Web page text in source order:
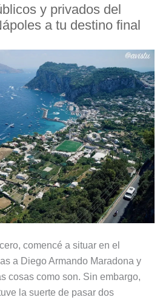
y privados del
a tu destino final
comencé a situar en el
a Diego Armando Maradona y
cosas como son. Sin embargo,
la suerte de pasar dos